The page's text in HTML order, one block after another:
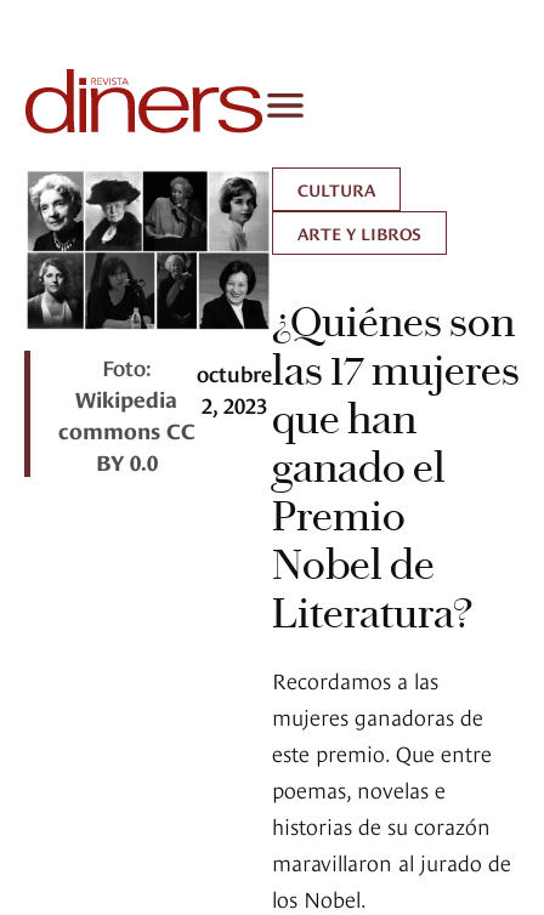
Foto:
Wikipedia
commons CC
BY 0.0
octubre
2, 2023
CULTURA
ARTE Y LIBROS
¿Quiénes son
las 17 mujeres
que han
ganado el
Premio
Nobel de
Literatura?
Recordamos a las
mujeres ganadoras de
este premio. Que entre
poemas, novelas e
historias de su corazón
maravillaron al jurado de
los Nobel.